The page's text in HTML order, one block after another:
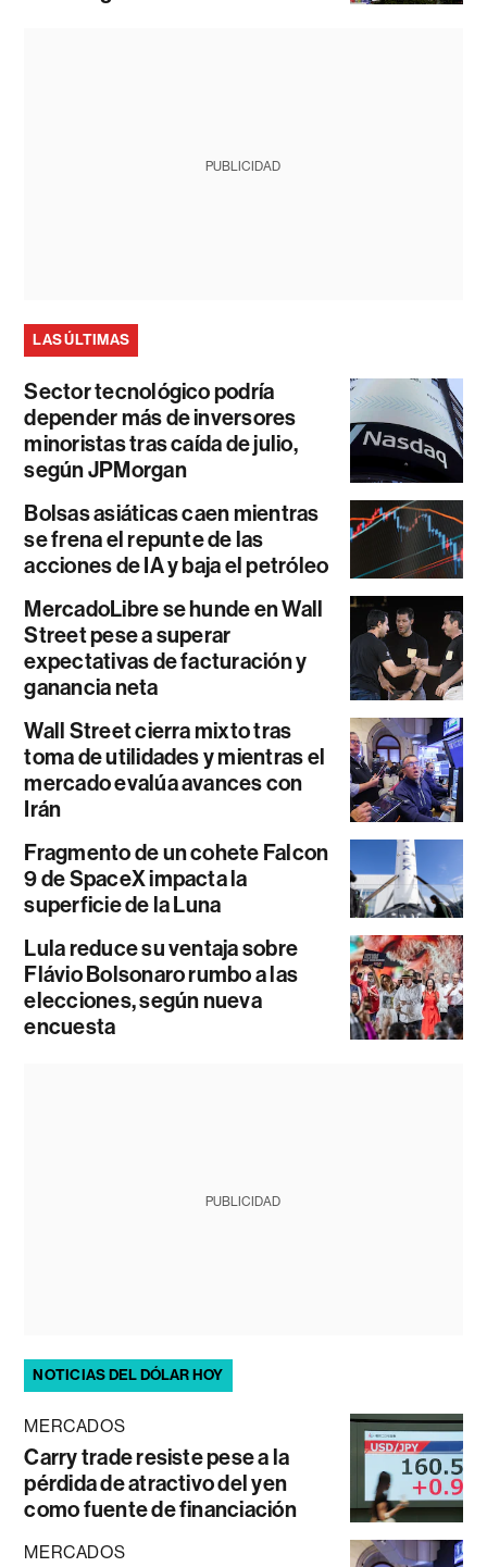
PUBLICIDAD
LAS ÚLTIMAS
Sector tecnológico podría
depender más de inversores
minoristas tras caída de julio,
según JPMorgan
Bolsas asiáticas caen mientras
se frena el repunte de las
acciones de IA y baja el petróleo
MercadoLibre se hunde en Wall
Street pese a superar
expectativas de facturación y
ganancia neta
Wall Street cierra mixto tras
toma de utilidades y mientras el
mercado evalúa avances con
Irán
Fragmento de un cohete Falcon
9 de SpaceX impacta la
superficie de la Luna
Lula reduce su ventaja sobre
Flávio Bolsonaro rumbo a las
elecciones, según nueva
encuesta
PUBLICIDAD
NOTICIAS DEL DÓLAR HOY
MERCADOS
Carry trade resiste pese a la
pérdida de atractivo del yen
como fuente de financiación
MERCADOS